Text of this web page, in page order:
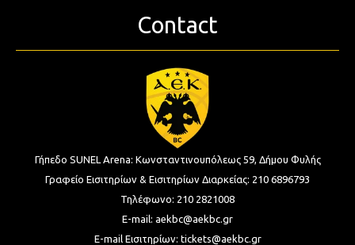
Contact
Γήπεδο SUNEL Arena: Κωνσταντινουπόλεως 59, Δήμου Φυλής
Γραφείο Εισιτηρίων & Εισιτηρίων Διαρκείας: 210 6896793
Τηλέφωνο: 210 2821008
E-mail: aekbc@aekbc.gr
E-mail Εισιτηρίων: tickets@aekbc.gr